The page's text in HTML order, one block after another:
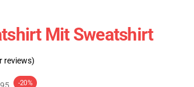
Mit Sweatshirt
reviews)
-20%